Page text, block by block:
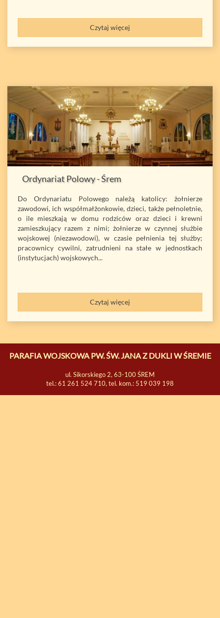
Czytaj więcej
Ordynariat Polowy - Śrem
Do Ordynariatu Polowego należą katolicy: żołnierze
zawodowi, ich współmałżonkowie, dzieci, także pełnoletnie,
o ile mieszkają w domu rodziców oraz dzieci i krewni
zamieszkujący razem z nimi; żołnierze w czynnej służbie
wojskowej (niezawodowi), w czasie pełnienia tej służby;
pracownicy cywilni, zatrudnieni na stałe w jednostkach
(instytucjach) wojskowych...
Czytaj więcej
PARAFIA WOJSKOWA PW. ŚW. JANA Z DUKLI W ŚREMIE
ul. Sikorskiego 2, 63-100 ŚREM
tel.: 61 261 524 710, tel. kom.: 519 039 198